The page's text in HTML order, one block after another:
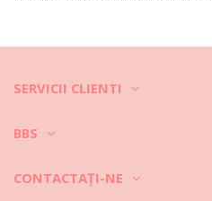
SERVICII CLIENTI
BBS
CONTACTAŢI-NE